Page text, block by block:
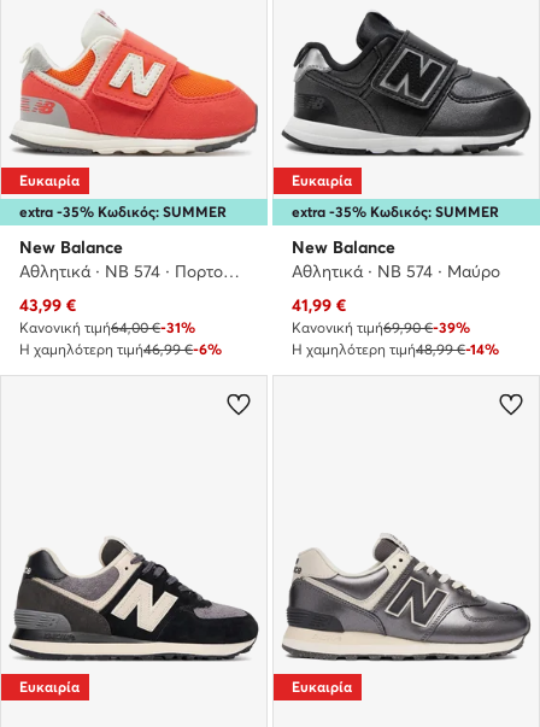
extra -35% Κωδικός: SUMMER
Ευκαιρία
New Balance
Αθλητικά · NB 574 · Πορτοκαλί
Τρέχουσα τιμή
43,99 €
Κανονική τιμή64,00 €-31%
Η χαμηλότερη τιμή46,99 €-6%
extra -35% Κωδικός: SUMMER
Ευκαιρία
New Balance
Αθλητικά · NB 574 · Μαύρο
Τρέχουσα τιμή
41,99 €
Κανονική τιμή69,90 €-39%
Η χαμηλότερη τιμή48,99 €-14%
Ευκαιρία Ευκαιρία